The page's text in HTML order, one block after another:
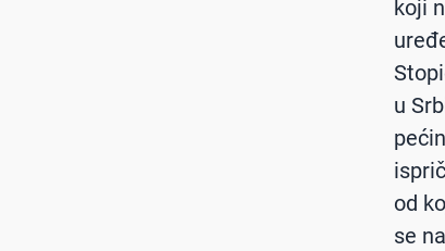
koji
u
od
se